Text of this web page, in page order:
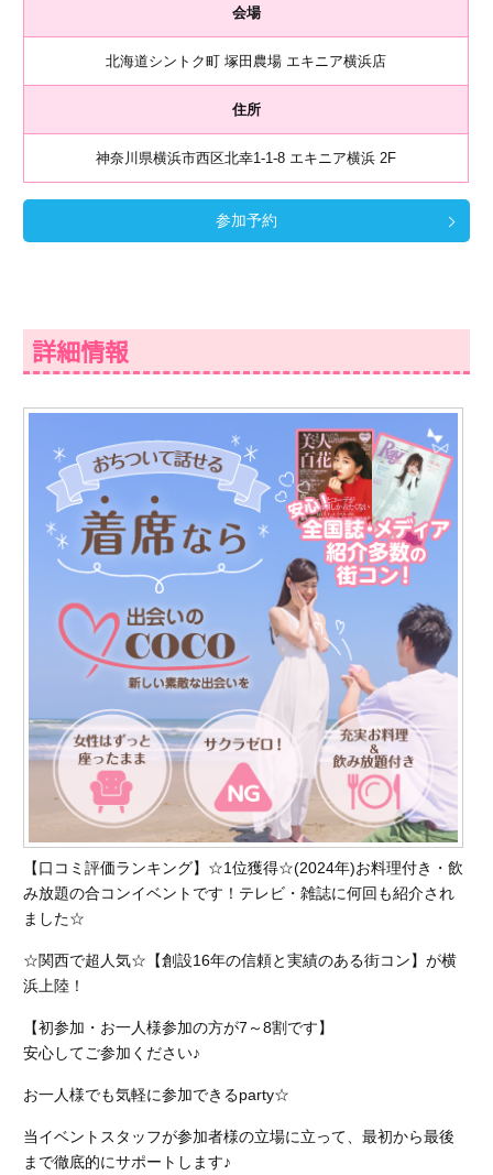
会場
北海道シントク町 塚田農場 エキニア横浜店
住所
神奈川県横浜市西区北幸1-1-8 エキニア横浜 2F
参加予約
詳細情報
【口コミ評価ランキング】☆1位獲得☆(2024年)お料理付き・飲
み放題の合コンイベントです！ テレビ・雑誌に何回も紹介され
ました☆
☆関西で超人気☆【創設16年の信頼と実績のある街コン】が横
浜上陸！
【初参加・お一人様参加の方が7～8割です】
安心してご参加ください♪
お一人様でも気軽に参加できるparty☆
当イベントスタッフが参加者様の立場に立って、最初から最後
まで徹底的にサポートします♪